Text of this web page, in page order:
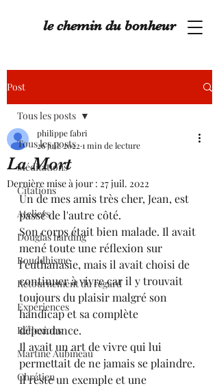
le chemin du bonheur
Post
Tous les posts
Méditations
Citations
Ateliers
Douglas harding
Bouddhisme
Retournement du regard
Expériences
Réflexions
Martine Aubineau
Chrétien
Tous les posts
La Mort
philippe fabri
26 juil. 2022 1 min de lecture
Dernière mise à jour : 27 juil. 2022
Un de mes amis très cher, Jean, est
passé de l'autre côté.
Son corps était bien malade. Il avait
mené toute une réflexion sur
l'euthanasie, mais il avait choisi de
continuer à vivre car il y trouvait
toujours du plaisir malgré son
handicap et sa complète
dépendance.
Il avait un art de vivre qui lui
permettait de ne jamais se plaindre.
Il reste un exemple et une